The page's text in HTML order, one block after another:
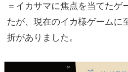
＝イカサマに焦点を当てたゲ
たが、現在のイカ様ゲームに
折がありました。